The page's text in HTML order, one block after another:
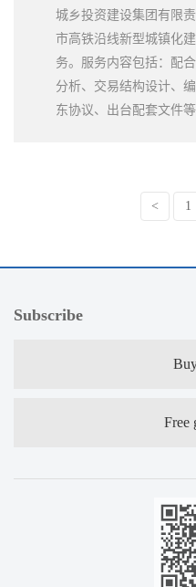
城乡投资建设集团有限
市高铁沿线新型城镇化
务。服务内容包括：配
分析、交易结构设计、
东协议、出台配套文件
< 1
Subscribe
Free